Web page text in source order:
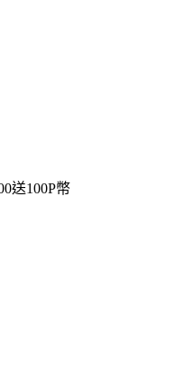
送100P幣